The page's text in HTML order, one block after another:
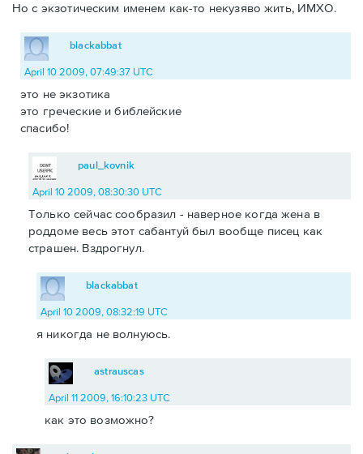
Но с экзотическим именем как-то некузяво жить, ИМХО.
blackabbat
April 10 2009, 07:49:37 UTC
это не экзотика
это греческие и библейские
спасибо!
paul_kovnik
April 10 2009, 08:30:30 UTC
Только сейчас сообразил - наверное когда жена в
роддоме весь этот сабантуй был вообще писец как
страшен. Вздрогнул.
blackabbat
April 10 2009, 08:32:19 UTC
я никогда не волнуюсь.
astrauscas
April 11 2009, 16:10:23 UTC
как это возможно?